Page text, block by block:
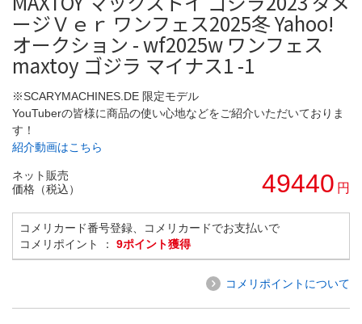
ージＶｅｒ ワンフェス2025冬 Yahoo!
オークション - wf2025w ワンフェス
maxtoy ゴジラ マイナス1 -1
※SCARYMACHINES.DE 限定モデル
YouTuberの皆様に商品の使い心地などをご紹介いただいておりま
す！
紹介動画はこちら
ネット販売
価格（税込）
49440 円
コメリカード番号登録、コメリカードでお支払いで
コメリポイント ： 9ポイント獲得
コメリポイントについて